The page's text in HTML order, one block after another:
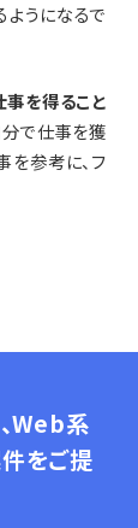
ようになるで
を得ること
分で仕事を獲
を参考に、フ
Web系
をご提